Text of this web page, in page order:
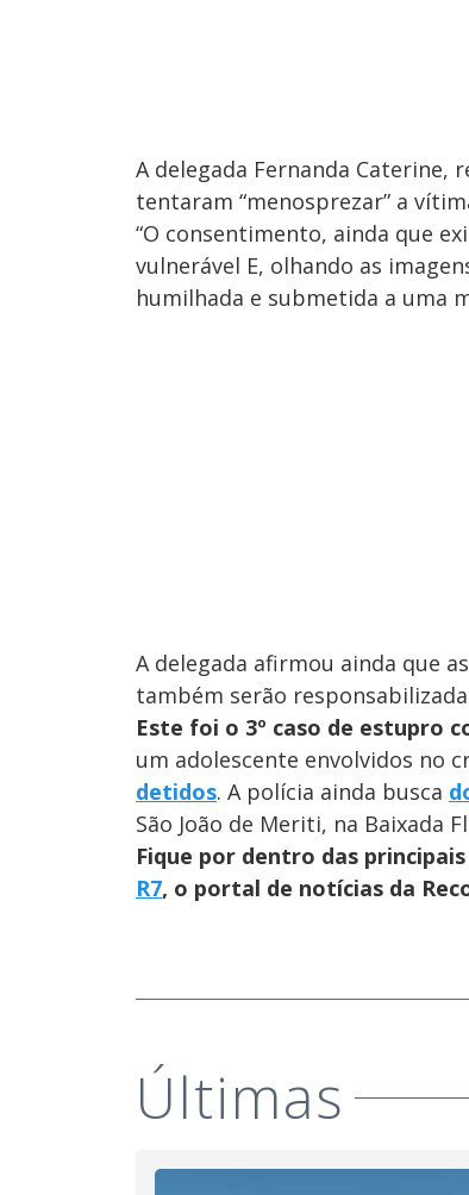
A delegada Fernanda Caterine,
tentaram “menosprezar” a
“O consentimento, ainda que
vulnerável E, olhando as
humilhada e submetida a uma
A delegada afirmou ainda que
também serão
Este foi o 3º caso de estupro
um adolescente envolvidos no
detidos. A polícia ainda busca
São João de Meriti, na Baixada
Fique por dentro das
R7, o portal de notícias da
Últimas